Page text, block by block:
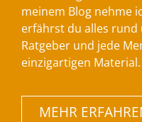
meinem Blog nehme
erfährst du alles rund
Ratgeber und jede
einzigartigen Material.
MEHR